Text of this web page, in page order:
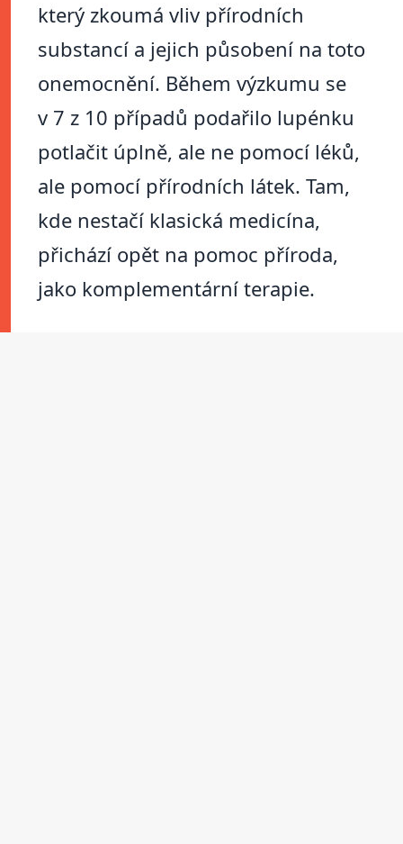
který zkoumá vliv přírodních
substancí a jejich působení na toto
onemocnění. Během výzkumu se
v 7 z 10 případů podařilo lupénku
potlačit úplně, ale ne pomocí léků,
ale pomocí přírodních látek. Tam,
kde nestačí klasická medicína,
přichází opět na pomoc příroda,
jako komplementární terapie.